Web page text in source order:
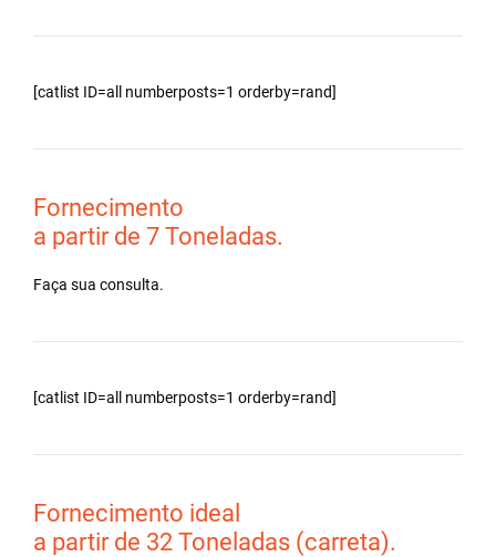
[catlist ID=all numberposts=1 orderby=rand]
Fornecimento
a partir de 7 Toneladas.
Faça sua consulta.
[catlist ID=all numberposts=1 orderby=rand]
Fornecimento ideal
a partir de 32 Toneladas (carreta).